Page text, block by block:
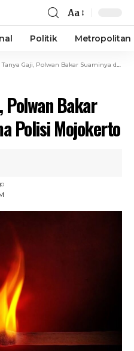
Aa
Politik Metropolitan
Gaji, Polwan Bakar Suaminya di Asrama Polisi Mojokerto
Polwan Bakar
Polisi Mojokerto